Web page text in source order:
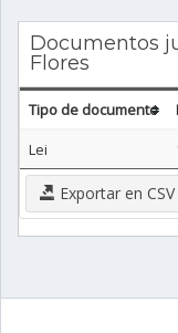
Documentos
Flores
Tipo de documento
Lei
Exportar en CSV